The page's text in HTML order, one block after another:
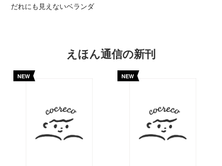
だれにも見えないベランダ
えほん通信の新刊
NEW NEW